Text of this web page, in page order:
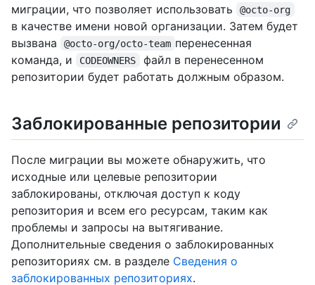
миграции, что позволяет использовать
@octo-org
в качестве имени новой организации. Затем будет
вызвана
@octo-org/octo-team перенесенная
команда, и
CODEOWNERS
файл в перенесенном
репозитории будет работать должным образом.
Заблокированные репозитории
После миграции вы можете обнаружить, что
исходные или целевые репозитории
заблокированы, отключая доступ к коду
репозитория и всем его ресурсам, таким как
проблемы и запросы на вытягивание.
Дополнительные сведения о заблокированных
репозиториях см. в разделе Сведения о
заблокированных репозиториях.